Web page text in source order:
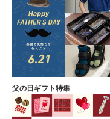
父の日ギフト特集